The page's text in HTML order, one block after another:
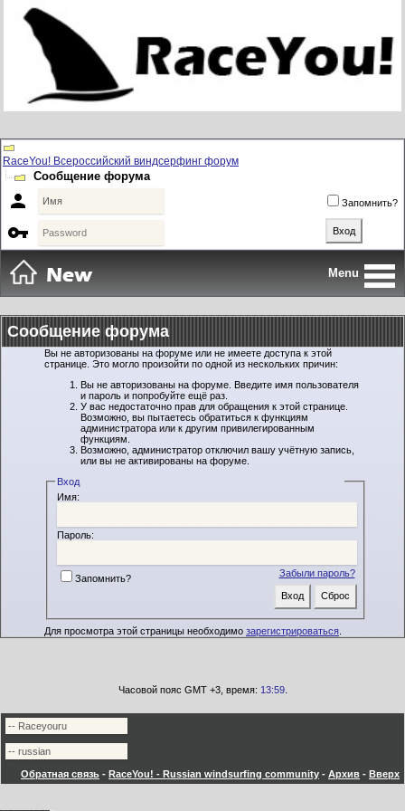
RaceYou! Всероссийский виндсерфинг форум
Сообщение форума
 Запомнить?

Menu
Сообщение форума
Вы не авторизованы на форуме или не имеете доступа к этой
странице. Это могло произойти по одной из нескольких причин:
Вы не авторизованы на форуме. Введите имя пользователя
и пароль и попробуйте ещё раз.
У вас недостаточно прав для обращения к этой странице.
Возможно, вы пытаетесь обратиться к функциям
администратора или к другим привилегированным
функциям.
Возможно, администратор отключил вашу учётную запись,
или вы не активированы на форуме.
Вход
Имя:
Пароль:
Забыли пароль?
Запомнить?
Для просмотра этой страницы необходимо зарегистрироваться
Часовой пояс GMT +3, время: 13:59.
Обратная связь - RaceYou! - Russian windsurfing community - Архив - Вверх